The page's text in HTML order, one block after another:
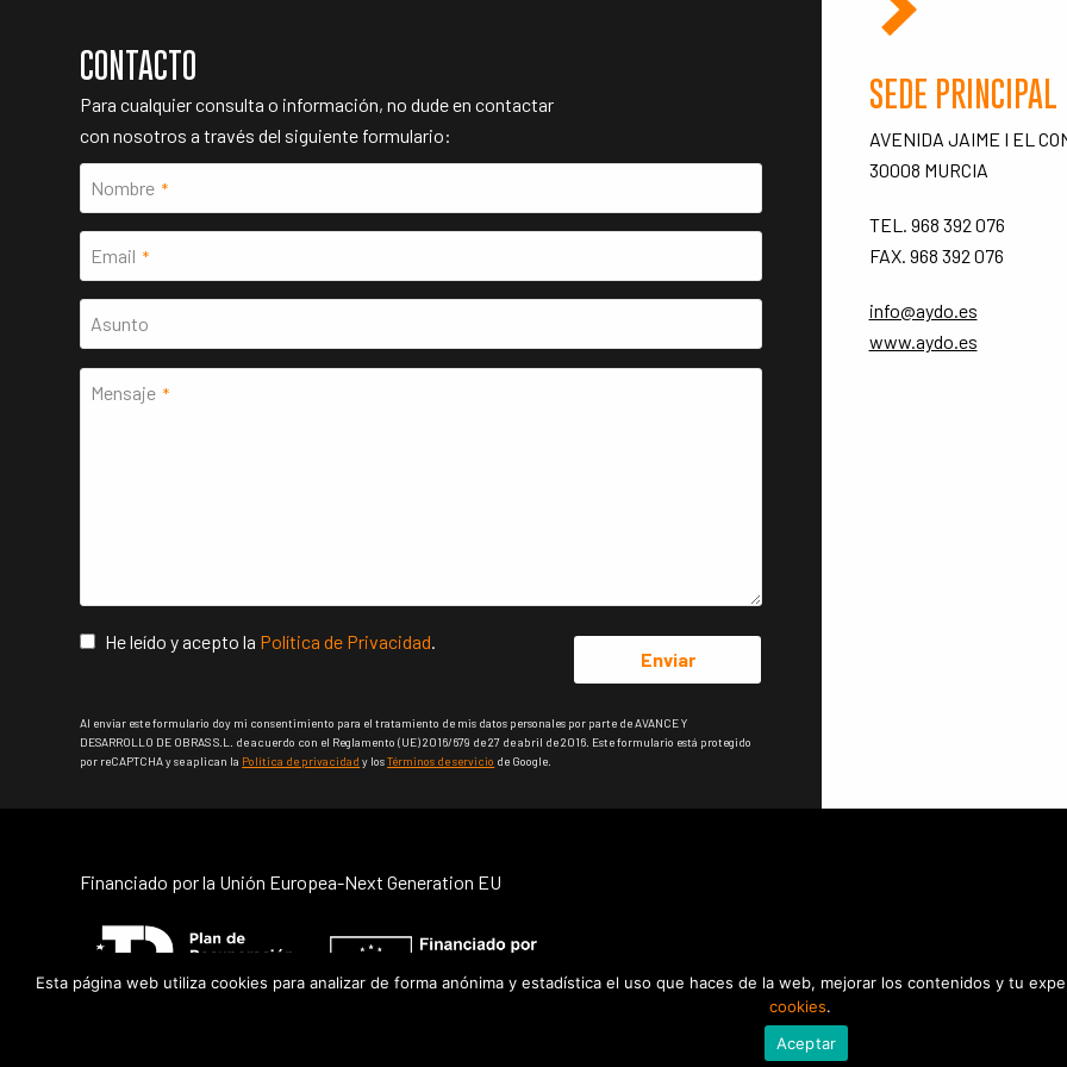
CONTACTO
Para cualquier consulta o información, no dude en contactar
con nosotros a través del siguiente formulario:
Nombre *
Email *
Asunto
Mensaje *
He leído y acepto la Política de Privacidad
Enviar
Al enviar este formulario doy mi consentimiento para el tratamiento de mis datos personales por parte de AVANCE Y
DESARROLLO DE OBRAS S.L. de acuerdo con el Reglamento (UE) 2016/679 de 27 de abril de 2016. Este formulario está protegido
por reCAPTCHA y se aplican la Política de privacidad y losTérminos de servicio de Google.
be
left
blank
SEDE PRINCIPAL
AVENIDA JAIME I EL
30008 MURCIA
TEL. 968 392 076
FAX. 968 392 076
info@aydo.es
www.aydo.es
Financiado por la Unión Europea-Next Generation EU
Esta página web utiliza cookies para analizar de forma anónima y estadística el uso que haces de la web, mejorar los contenidos y tu
cookies.
Aceptar